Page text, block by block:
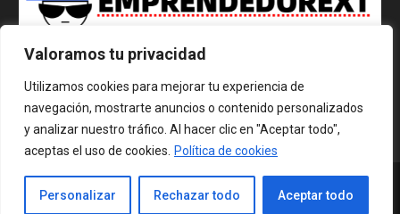
Valoramos tu privacidad
Utilizamos cookies para mejorar tu experiencia de
navegación, mostrarte anuncios o contenido personalizados
y analizar nuestro tráfico. Al hacer clic en "Aceptar todo",
aceptas el uso de cookies.
Política de cookies
Personalizar Rechazar todo Aceptar todo
Contact us:contact@emprendedorext.es
@2025 - www.emprendedorext.es. All Right Reserved.